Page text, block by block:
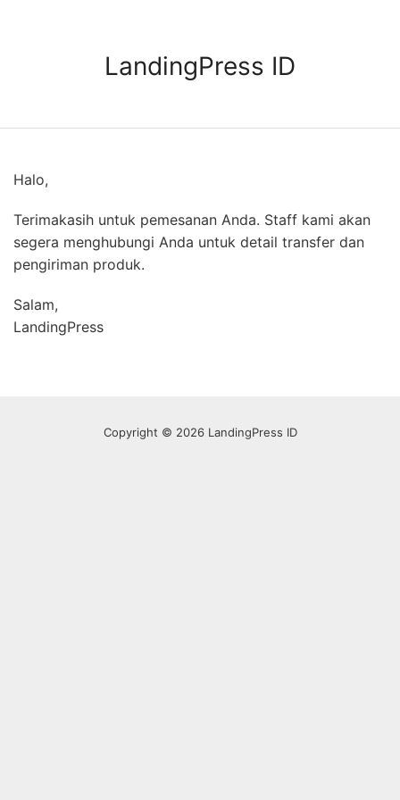
LandingPress ID
Halo,
Terimakasih untuk pemesanan Anda. Staff kami akan
segera menghubungi Anda untuk detail transfer dan
pengiriman produk.
Salam,
LandingPress
Copyright © 2026 LandingPress ID